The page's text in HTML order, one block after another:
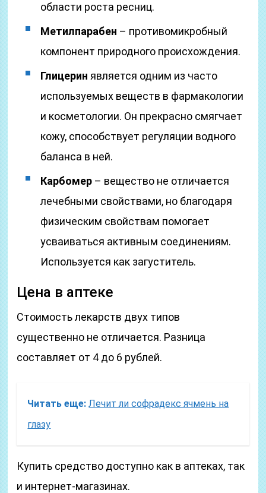
области роста ресниц.
Метилпарабен – противомикробный
компонент природного происхождения.
Глицерин является одним из часто
используемых веществ в фармакологии
и косметологии. Он прекрасно смягчает
кожу, способствует регуляции водного
баланса в ней.
Карбомер – вещество не отличается
лечебными свойствами, но благодаря
физическим свойствам помогает
усваиваться активным соединениям.
Используется как загуститель.
Цена в аптеке
Стоимость лекарств двух типов
существенно не отличается. Разница
составляет от 4 до 6 рублей.
Читать еще: Лечит ли софрадекс ячмень на
глазу
Купить средство доступно как в аптеках, так
и интернет-магазинах.